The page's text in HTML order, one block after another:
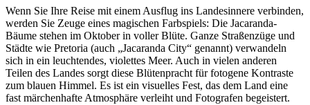
Wenn Sie Ihre Reise mit einem Ausflug ins Landesinnere verbinden,
werden Sie Zeuge eines magischen Farbspiels: Die Jacaranda-
Bäume stehen im Oktober in voller Blüte. Ganze Straßenzüge und
Städte wie Pretoria (auch „Jacaranda City“ genannt) verwandeln
sich in ein leuchtendes, violettes Meer. Auch in vielen anderen
Teilen des Landes sorgt diese Blütenpracht für fotogene Kontraste
zum blauen Himmel. Es ist ein visuelles Fest, das dem Land eine
fast märchenhafte Atmosphäre verleiht und Fotografen begeistert.